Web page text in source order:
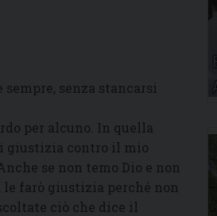
senza stancarsi
per alcuno. In quella
giustizia contro il mio
se non temo Dio e non
farò giustizia perché non
ciò che dice il